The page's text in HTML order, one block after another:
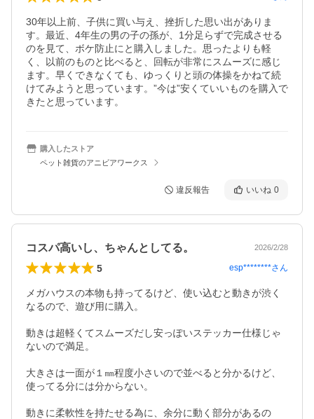
30年以上前、子供に買い与え、挫折した思い出がありま
す。最近、4年生の男の子の孫が、1分足らずで完成させる
のを見て、ボケ防止にと購入しました。思ったよりも軽
く、以前のものと比べると、回転が非常にスムーズに感じ
ます。早くできなくても、ゆっくりと頭の体操をかねて続
けてみようと思っています。”今は”安くていいものを購入で
きたと思っています。
購入したストア
ペット雑貨のアニビアワークス
違反報告 いいね 0
コスパ高いし、ちゃんとしてる。 2026/2/28
5 esp********さん
メガハウスの本物も持ってるけど、使い込むと動きが渋く
なるので、遊び用に購入。
動きは超軽くてスムーズだし安っぽいステッカー仕様じゃ
ないので満足。
大きさは一面が１㎜程度小さいので並べると分かるけど、
使ってる分には分からない。
動きに柔軟性を持たせる為に、余分に動く部分があるの